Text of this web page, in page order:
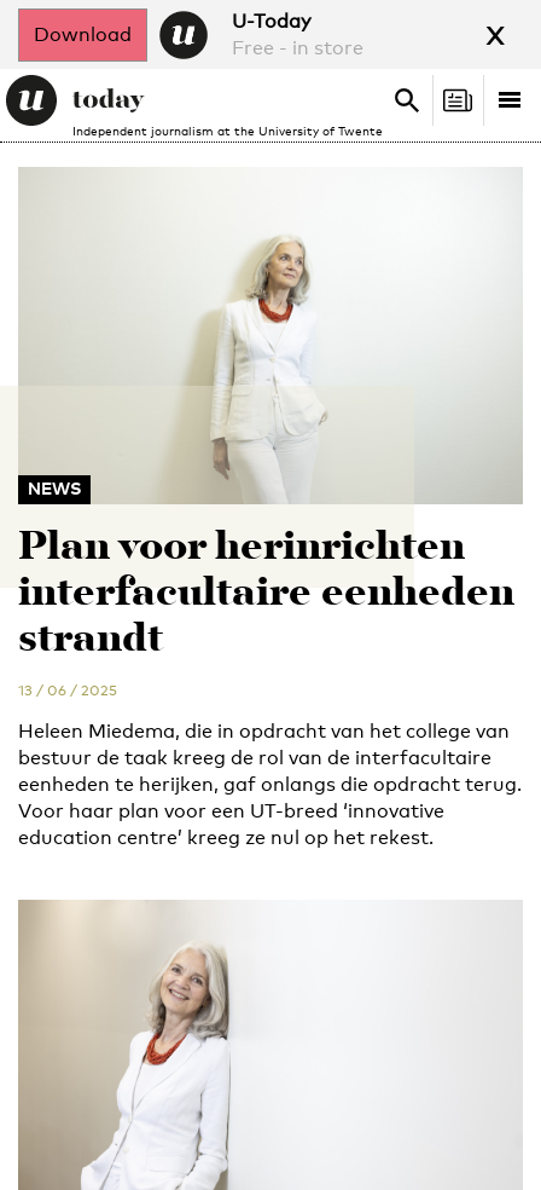
Download
U-Today
Free - in store
x
Independent journalism at the University of Twente
Search
Search
NEWS
Plan voor herinrichten
interfacultaire eenheden
strandt
13 / 06 / 2025
Heleen Miedema, die in opdracht van het college van
bestuur de taak kreeg de rol van de interfacultaire
eenheden te herijken, gaf onlangs die opdracht terug.
Voor haar plan voor een UT-breed ‘innovative
education centre’ kreeg ze nul op het rekest.